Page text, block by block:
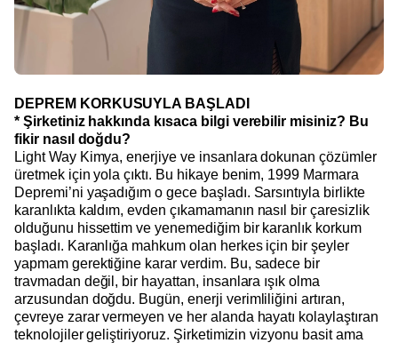
DEPREM KORKUSUYLA BAŞLADI
* Şirketiniz hakkında kısaca bilgi verebilir misiniz? Bu
fikir nasıl doğdu?
Light Way Kimya, enerjiye ve insanlara dokunan çözümler
üretmek için yola çıktı. Bu hikaye benim, 1999 Marmara
Depremi’ni yaşadığım o gece başladı. Sarsıntıyla birlikte
karanlıkta kaldım, evden çıkamamanın nasıl bir çaresizlik
olduğunu hissettim ve yenemediğim bir karanlık korkum
başladı. Karanlığa mahkum olan herkes için bir şeyler
yapmam gerektiğine karar verdim. Bu, sadece bir
travmadan değil, bir hayattan, insanlara ışık olma
arzusundan doğdu. Bugün, enerji verimliliğini artıran,
çevreye zarar vermeyen ve her alanda hayatı kolaylaştıran
teknolojiler geliştiriyoruz. Şirketimizin vizyonu basit ama